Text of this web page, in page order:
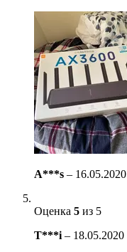
A***s – 16.05.2020
Оценка 5 из 5
T***i – 18.05.2020